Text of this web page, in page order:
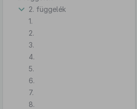
2. függelék
1.
2.
3.
4.
5.
6.
7.
8.